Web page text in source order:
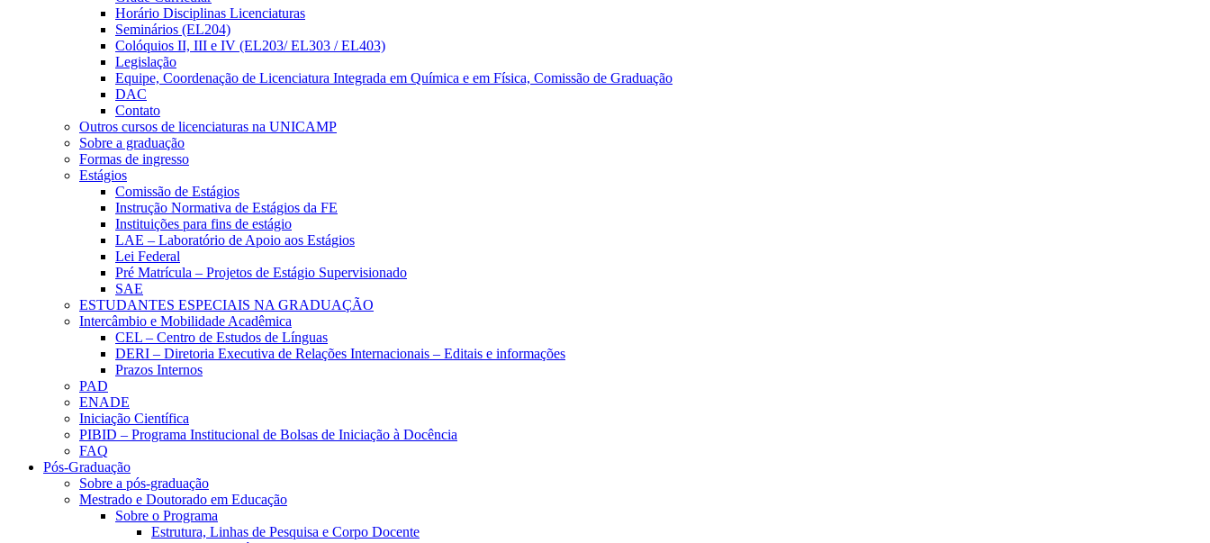
Horário Disciplinas Licenciaturas
Seminários (EL204)
Colóquios II, III e IV (EL203/ EL303 / EL403)
Legislação
Equipe, Coordenação de Licenciatura Integrada em Química e em Física, Comissão de Graduação
DAC
Contato
Outros cursos de licenciaturas na UNICAMP
Sobre a graduação
Formas de ingresso
Estágios
Comissão de Estágios
Instrução Normativa de Estágios da FE
Instituições para fins de estágio
LAE – Laboratório de Apoio aos Estágios
Lei Federal
Pré Matrícula – Projetos de Estágio Supervisionado
SAE
ESTUDANTES ESPECIAIS NA GRADUAÇÃO
Intercâmbio e Mobilidade Acadêmica
CEL – Centro de Estudos de Línguas
DERI – Diretoria Executiva de Relações Internacionais – Editais e informações
Prazos Internos
PAD
ENADE
Iniciação Científica
PIBID – Programa Institucional de Bolsas de Iniciação à Docência
FAQ
Pós-Graduação
Sobre a pós-graduação
Mestrado e Doutorado em Educação
Sobre o Programa
Estrutura, Linhas de Pesquisa e Corpo Docente